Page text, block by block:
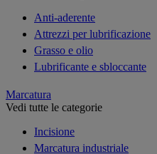
Anti-aderente
Attrezzi per lubrificazione
Grasso e olio
Lubrificante e sbloccante
Marcatura
Vedi tutte le categorie
Incisione
Marcatura industriale